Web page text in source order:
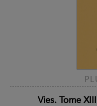
Vies. Tome